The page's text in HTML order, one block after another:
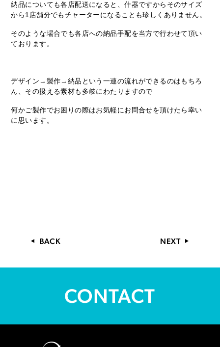
納品についても各店配送になると、什器ですからそのサイズ
から1店舗分でもチャーターになることも珍しくありません。
そのような場合でも各店への納品手配を当方で行わせて頂い
ております。
デザイン→製作→納品という一連の流れができるのはもちろ
ん、その扱える素材も多岐にわたりますので
何かご製作でお困りの際はお気軽にお問合せを頂けたら幸い
に思います。
BACK NEXT
CONTACT